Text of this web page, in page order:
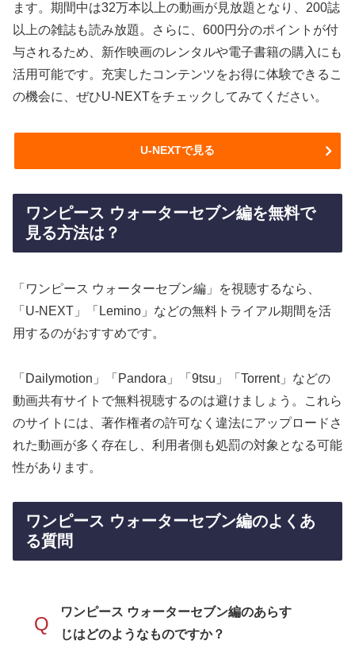
ます。期間中は32万本以上の動画が見放題となり、200誌
以上の雑誌も読み放題。さらに、600円分のポイントが付
与されるため、新作映画のレンタルや電子書籍の購入にも
活用可能です。充実したコンテンツをお得に体験できるこ
の機会に、ぜひU-NEXTをチェックしてみてください。
U-NEXTで見る
ワンピース ウォーターセブン編を無料で
見る方法は？
「ワンピース ウォーターセブン編」を視聴するなら、
「U-NEXT」「Lemino」などの無料トライアル期間を活
用するのがおすすめです。
「Dailymotion」「Pandora」「9tsu」「Torrent」などの
動画共有サイトで無料視聴するのは避けましょう。これら
のサイトには、著作権者の許可なく違法にアップロードさ
れた動画が多く存在し、利用者側も処罰の対象となる可能
性があります。
ワンピース ウォーターセブン編のよくあ
る質問
Q
ワンピース ウォーターセブン編のあらす
じはどのようなものですか？